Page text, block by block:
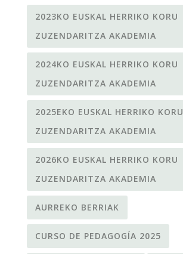
2023KO EUSKAL HERRIKO KORU
ZUZENDARITZA AKADEMIA
2024KO EUSKAL HERRIKO KORU
ZUZENDARITZA AKADEMIA
2025EKO EUSKAL HERRIKO KORU
ZUZENDARITZA AKADEMIA
2026KO EUSKAL HERRIKO KORU
ZUZENDARITZA AKADEMIA
AURREKO BERRIAK
CURSO DE PEDAGOGÍA 2025